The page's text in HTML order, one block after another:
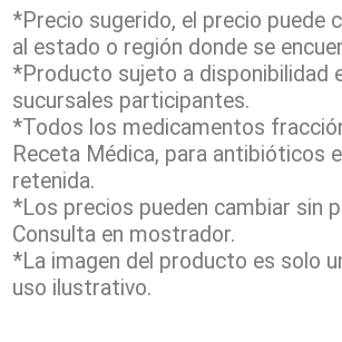
*Precio sugerido, el precio puede
al estado o región donde se
*Producto sujeto a disponibilidad
sucursales participantes.
*Todos los medicamentos
Receta Médica, para antibióticos
retenida.
*Los precios pueden cambiar sin
Consulta en mostrador.
*La imagen del producto es solo
uso ilustrativo.